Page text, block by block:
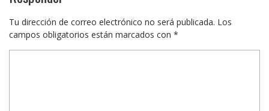
Tu dirección de correo electrónico no será publicada. Los
campos obligatorios están marcados con *